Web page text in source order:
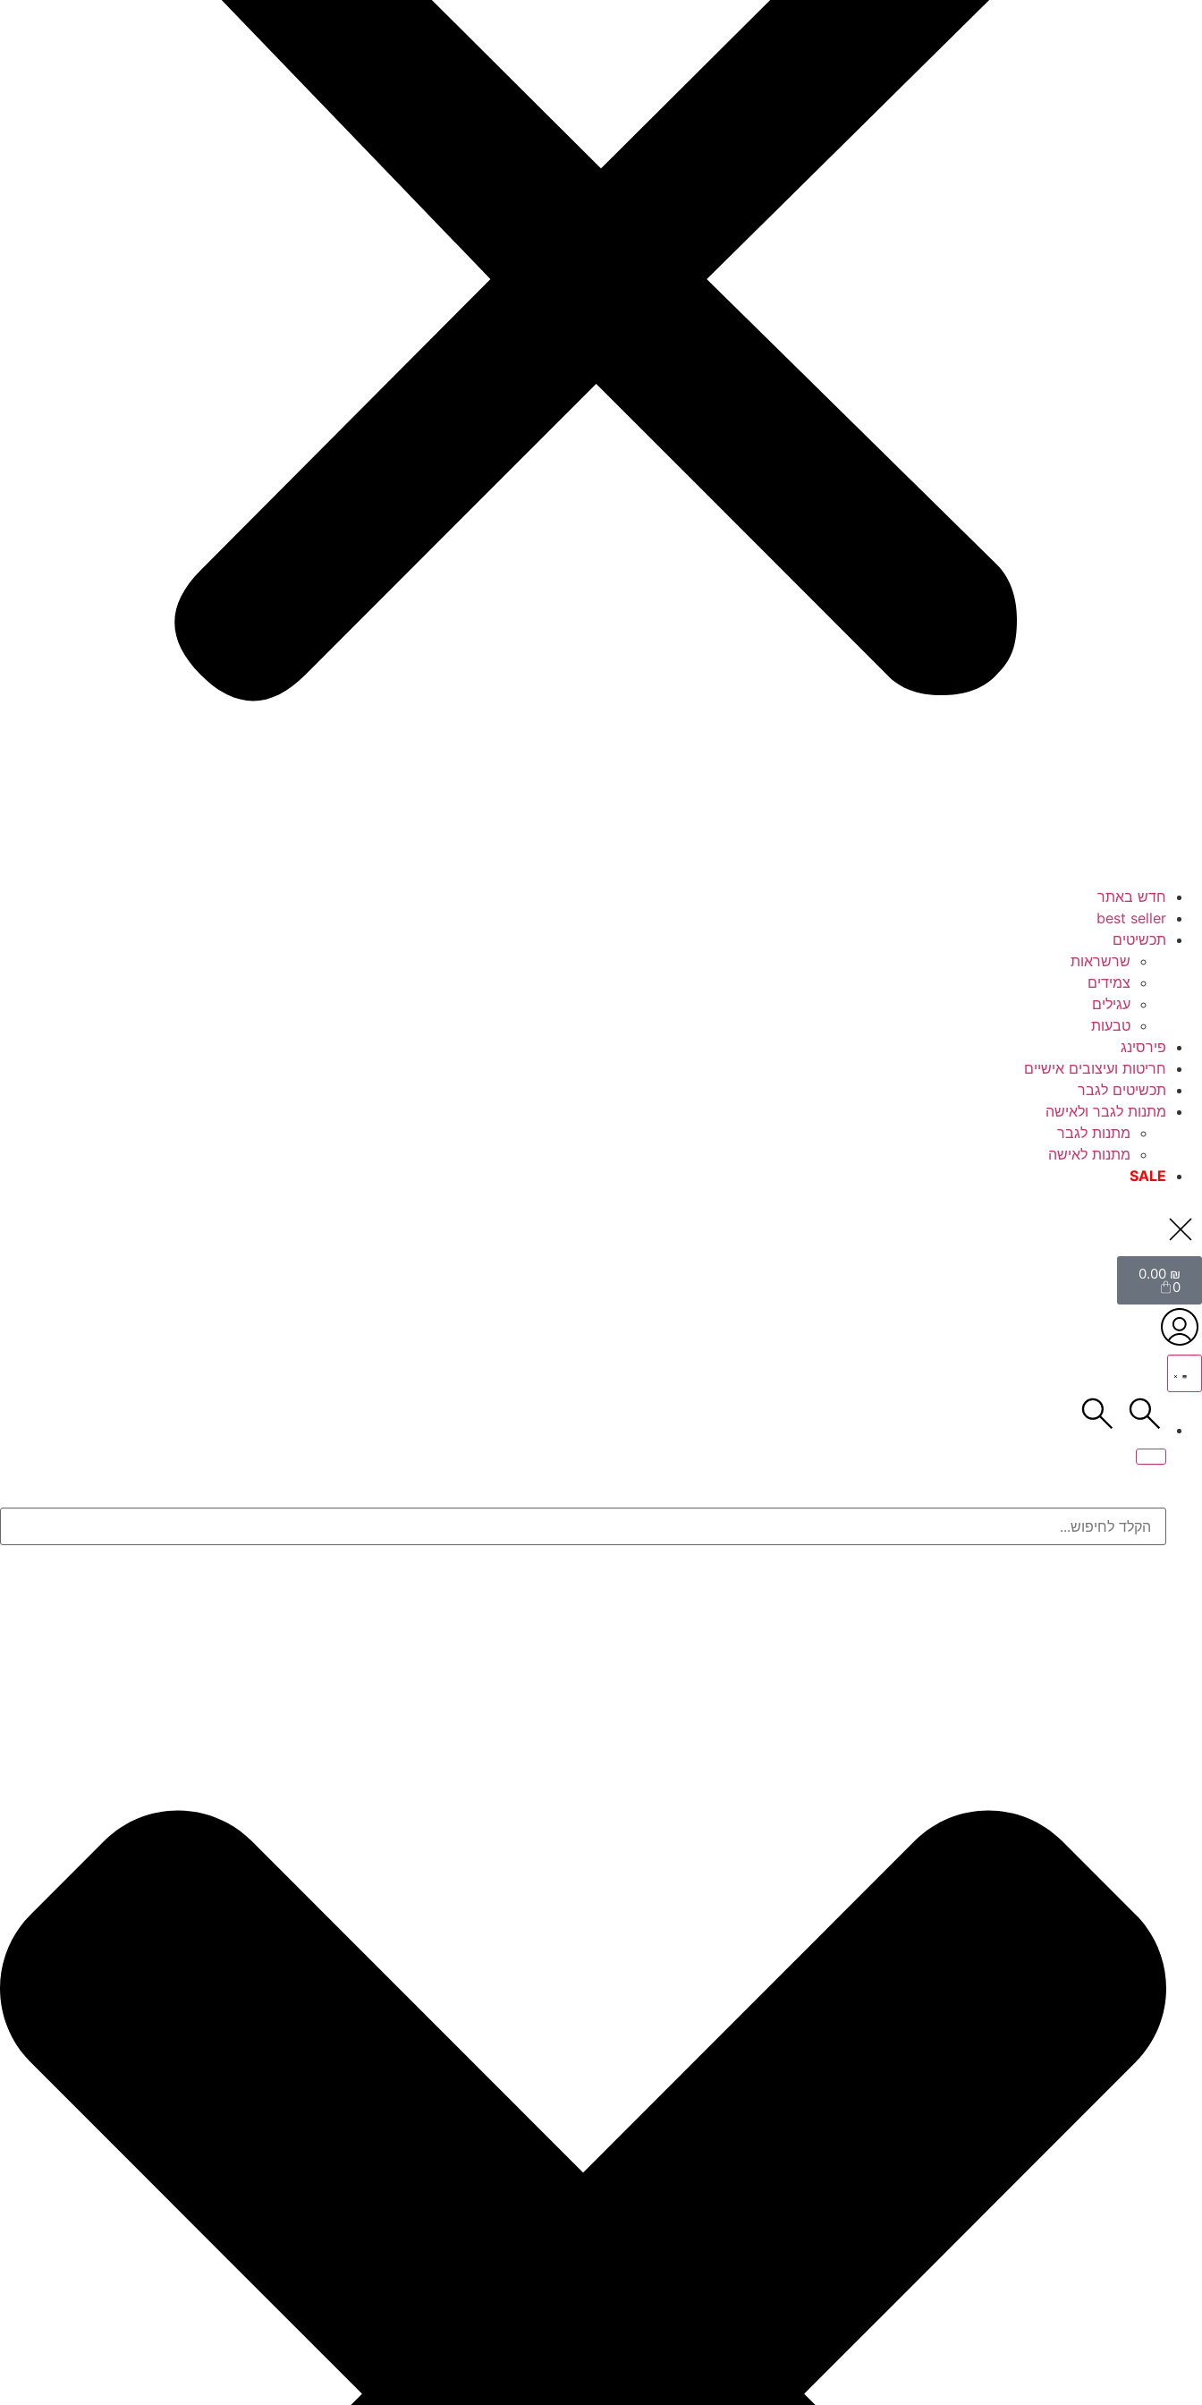
חדש באתר
best seller
תכשיטים
שרשראות
צמידים
עגילים
טבעות
פירסינג
חריטות ועיצובים אישיים
תכשיטים לגבר
מתנות לגבר ולאישה
מתנות לגבר
מתנות לאישה
SALE
0.00 ₪
0